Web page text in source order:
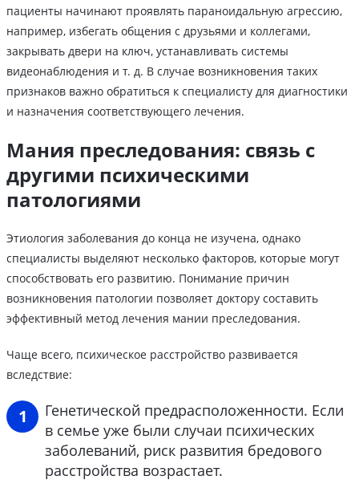
пациенты начинают проявлять параноидальную агрессию,
например, избегать общения с друзьями и коллегами,
закрывать двери на ключ, устанавливать системы
видеонаблюдения и т. д. В случае возникновения таких
признаков важно обратиться к специалисту для диагностики
и назначения соответствующего лечения.
Мания преследования: связь с
другими психическими
патологиями
Этиология заболевания до конца не изучена, однако
специалисты выделяют несколько факторов, которые могут
способствовать его развитию. Понимание причин
возникновения патологии позволяет доктору составить
эффективный метод лечения мании преследования.
Чаще всего, психическое расстройство развивается
вследствие:
Генетической предрасположенности. Если
в семье уже были случаи психических
заболеваний, риск развития бредового
расстройства возрастает.